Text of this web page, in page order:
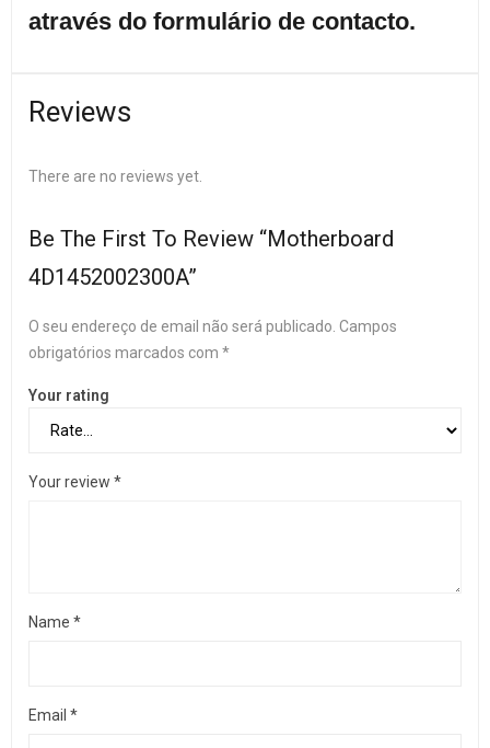
através do formulário de contacto.
Reviews
There are no reviews yet.
Be The First To Review “Motherboard
4D1452002300A”
O seu endereço de email não será publicado. Campos
obrigatórios marcados com *
Your rating
Your review *
Name *
Email *